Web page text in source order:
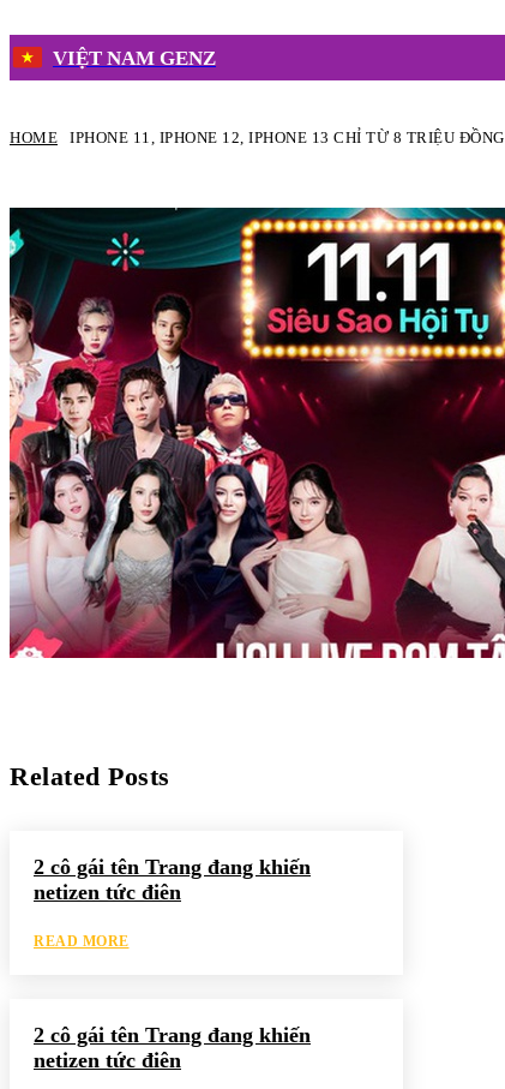
VIỆT NAM GENZ
HOME IPHONE 11, IPHONE 12, IPHONE 13 CHỈ TỪ 8 TRIỆU ĐỒNG
Related Posts
2 cô gái tên Trang đang khiến
netizen tức điên
READ MORE
2 cô gái tên Trang đang khiến
netizen tức điên